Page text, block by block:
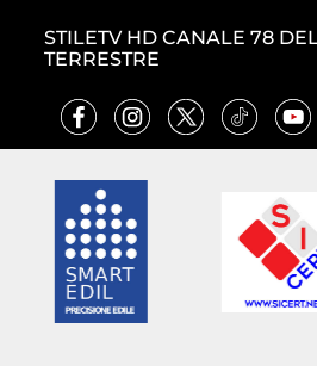
STILETV HD CANALE 78
TERRESTRE